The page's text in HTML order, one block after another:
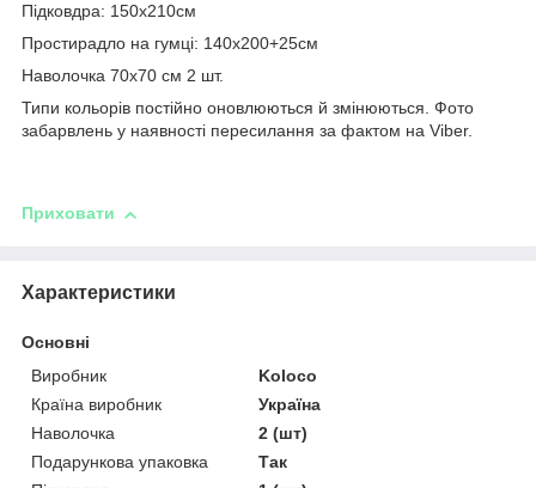
Підковдра: 150х210см
Простирадло на гумці: 140х200+25см
Наволочка 70х70 см 2 шт.
Типи кольорів постійно оновлюються й змінюються. Фото
забарвлень у наявності пересилання за фактом на Viber.
Приховати
Характеристики
Основні
Виробник
Koloco
Країна виробник
Україна
Наволочка
2 (шт)
Подарункова упаковка
Так